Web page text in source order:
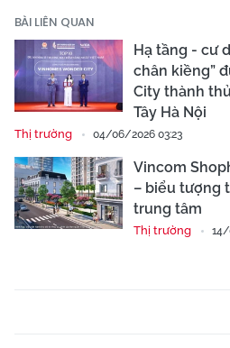
BÀI LIÊN QUAN
Hạ tầng - cư
chân kiềng”
City thành
Tây Hà Nội
Thị trường 04/06/2026 03:23
Vincom
– biểu tượng
trung tâm
Thị trường 14/